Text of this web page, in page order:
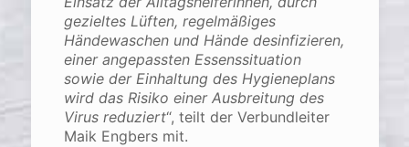
gezieltes Lüften, regelmäßiges
Händewaschen und Hände desinfizieren,
einer angepassten Essenssituation
sowie der Einhaltung des Hygieneplans
wird das Risiko einer Ausbreitung des
Virus reduziert“, teilt der Verbundleiter
Maik Engbers mit.